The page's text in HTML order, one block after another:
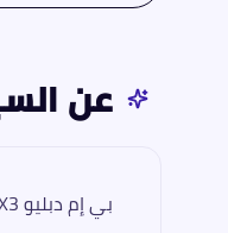
عن
بي إم دبليو X3 الجديدة 2026 هي الـSAV الأكثر توازنًا في تشكيلة BMW المتوسطة، تتوفر في السوق المصري عبر